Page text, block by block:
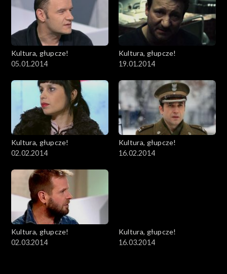
Kultura, głupcze!
05.01.2014
Kultura, głupcze!
19.01.2014
Kultura, głupcze!
02.02.2014
Kultura, głupcze!
16.02.2014
Kultura, głupcze!
02.03.2014
Kultura, głupcze!
16.03.2014